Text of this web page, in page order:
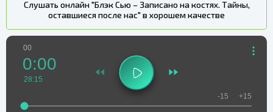
Слушать онлайн "Блэк Сью – Записано на костях. Тайны,
оставшиеся после нас" в хорошем качестве
00
0:00
28:15
-15 +15